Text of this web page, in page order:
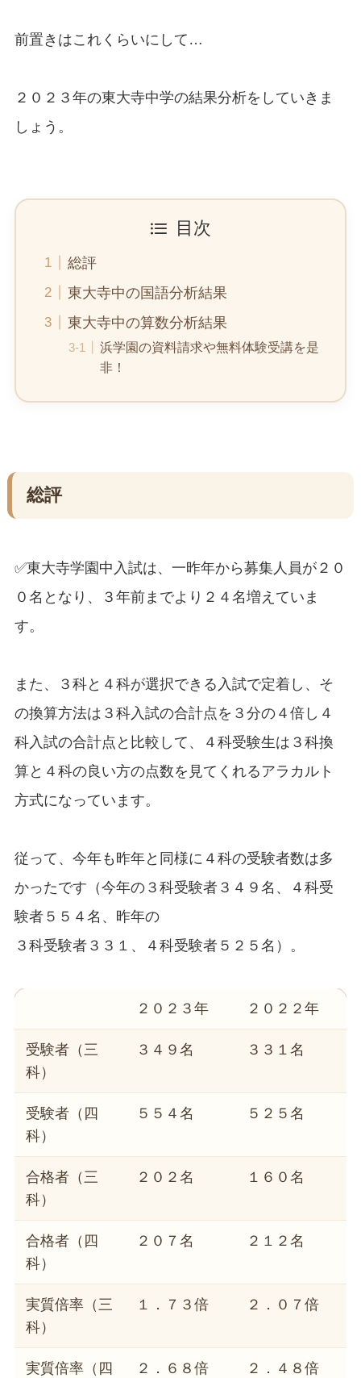
前置きはこれくらいにして…
２０２３年の東大寺中学の結果分析をしていきま
しょう。
目次
総評
東大寺中の国語分析結果
東大寺中の算数分析結果
浜学園の資料請求や無料体験受講を是
非！
総評
✅東大寺学園中入試は、一昨年から募集人員が２０
０名となり、３年前までより２４名増えていま
す。
また、３科と４科が選択できる入試で定着し、そ
の換算方法は３科入試の合計点を３分の４倍し４
科入試の合計点と比較して、４科受験生は３科換
算と４科の良い方の点数を見てくれるアラカルト
方式になっています。
従って、今年も昨年と同様に４科の受験者数は多
かったです（今年の３科受験者３４９名、４科受
験者５５４名、昨年の
３科受験者３３１、４科受験者５２５名）。
２０２３年 ２０２２年
受験者（三
科）
３４９名 ３３１名
受験者（四
科）
５５４名 ５２５名
合格者（三
科）
２０２名 １６０名
合格者（四
科）
２０７名 ２１２名
実質倍率（三
科）
１．７３倍 ２．０７倍
実質倍率（四
２．６８倍 ２．４８倍